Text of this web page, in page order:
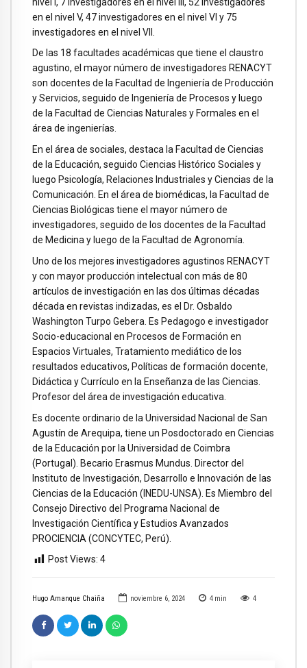
Hugo Amanque Chaiña noviembre 6, 2024 4 min 4
en el nivel V, 47 investigadores en el nivel VI y 75
investigadores en el nivel VII.
De las 18 facultades académicas que tiene el claustro
agustino, el mayor número de investigadores RENACYT
son docentes de la Facultad de Ingeniería de Producción
y Servicios, seguido de Ingeniería de Procesos y luego
de la Facultad de Ciencias Naturales y Formales en el
área de ingenierías.
En el área de sociales, destaca la Facultad de Ciencias
de la Educación, seguido Ciencias Histórico Sociales y
luego Psicología, Relaciones Industriales y Ciencias de la
Comunicación. En el área de biomédicas, la Facultad de
Ciencias Biológicas tiene el mayor número de
investigadores, seguido de los docentes de la Facultad
de Medicina y luego de la Facultad de Agronomía.
Uno de los mejores investigadores agustinos RENACYT
y con mayor producción intelectual con más de 80
artículos de investigación en las dos últimas décadas
década en revistas indizadas, es el Dr. Osbaldo
Washington Turpo Gebera. Es Pedagogo e investigador
Socio-educacional en Procesos de Formación en
Espacios Virtuales, Tratamiento mediático de los
resultados educativos, Políticas de formación docente,
Didáctica y Currículo en la Enseñanza de las Ciencias.
Profesor del área de investigación educativa.
Es docente ordinario de la Universidad Nacional de San
Agustín de Arequipa, tiene un Posdoctorado en Ciencias
de la Educación por la Universidad de Coimbra
(Portugal). Becario Erasmus Mundus. Director del
Instituto de Investigación, Desarrollo e Innovación de las
Ciencias de la Educación (INEDU-UNSA). Es Miembro del
Consejo Directivo del Programa Nacional de
Investigación Científica y Estudios Avanzados
PROCIENCIA (CONCYTEC, Perú).
Post Views: 4